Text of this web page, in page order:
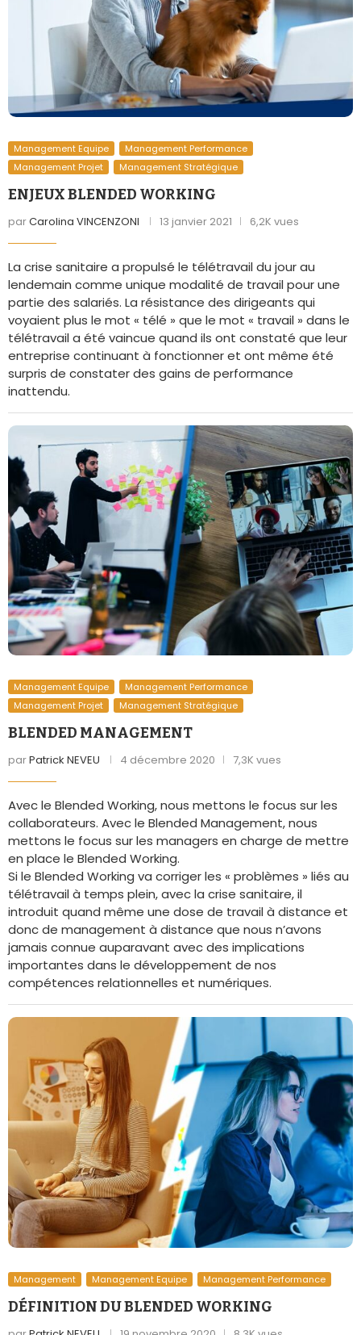
Management Equipe
Management Performance
Management Projet
Management Stratégique
ENJEUX BLENDED WORKING
parCarolina VINCENZONI 13 janvier 2021 6,2K vues
La crise sanitaire a propulsé le télétravail du jour au
lendemain comme unique modalité de travail pour une
partie des salariés. La résistance des dirigeants qui
voyaient plus le mot « télé » que le mot « travail » dans le
télétravail a été vaincue quand ils ont constaté que leur
entreprise continuant à fonctionner et ont même été
surpris de constater des gains de performance
inattendu.
Management Equipe
Management Performance
Management Projet
Management Stratégique
BLENDED MANAGEMENT
parPatrick NEVEU 4 décembre 2020 7,3K vues
Avec le Blended Working, nous mettons le focus sur les
collaborateurs. Avec le Blended Management, nous
mettons le focus sur les managers en charge de mettre
en place le Blended Working.
Si le Blended Working va corriger les « problèmes » liés au
télétravail à temps plein, avec la crise sanitaire, il
introduit quand même une dose de travail à distance et
donc de management à distance que nous n’avons
jamais connue auparavant avec des implications
importantes dans le développement de nos
compétences relationnelles et numériques.
Management Management Equipe Management Performance
DÉFINITION DU BLENDED WORKING